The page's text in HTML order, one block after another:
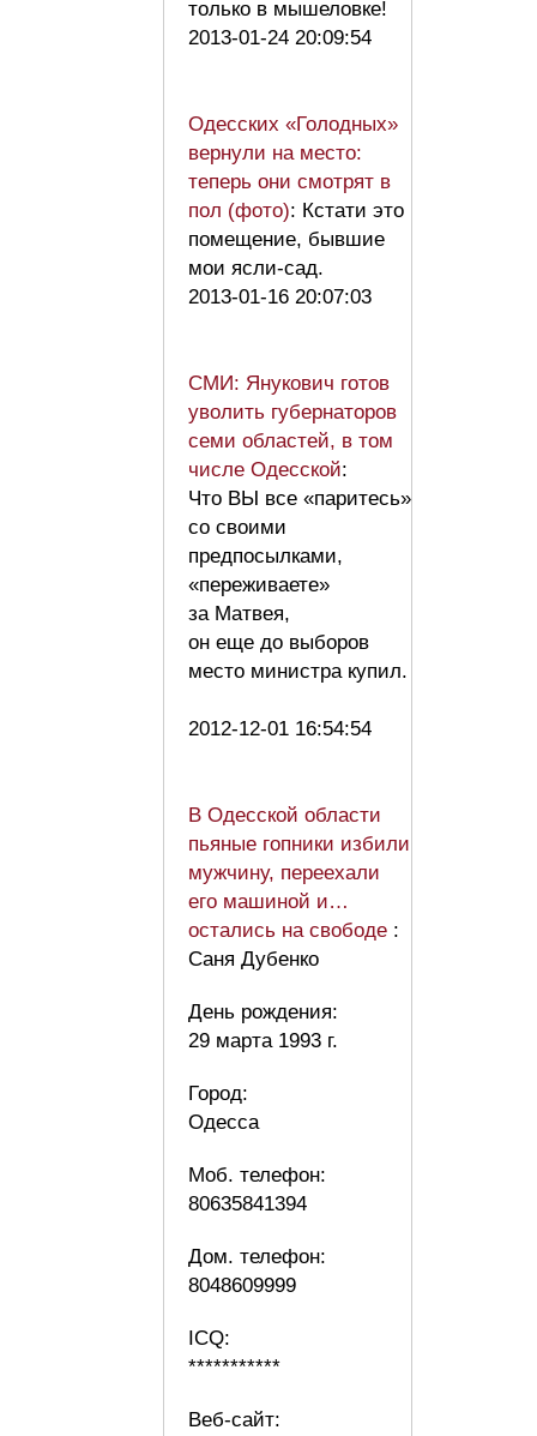
только в мышеловке!
2013-01-24 20:09:54
Одесских «Голодных»
вернули на место:
теперь они смотрят в
пол (фото): Кстати это
помещение, бывшие
мои ясли-сад.
2013-01-16 20:07:03
СМИ: Янукович готов
уволить губернаторов
семи областей, в том
числе Одесской:
Что ВЫ все «паритесь»
со своими
предпосылками,
«переживаете»
за Матвея,
он еще до выборов
место министра купил.
2012-12-01 16:54:54
В Одесской области
пьяные гопники избили
мужчину, переехали
его машиной и…
остались на свободе :
Саня Дубенко
День рождения:
29 марта 1993 г.
Город:
Одесса
Моб. телефон:
80635841394
Дом. телефон:
8048609999
ICQ:
***********
Веб-сайт: